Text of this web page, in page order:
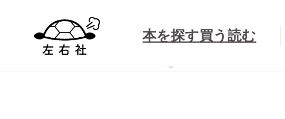
本を探す買う読む